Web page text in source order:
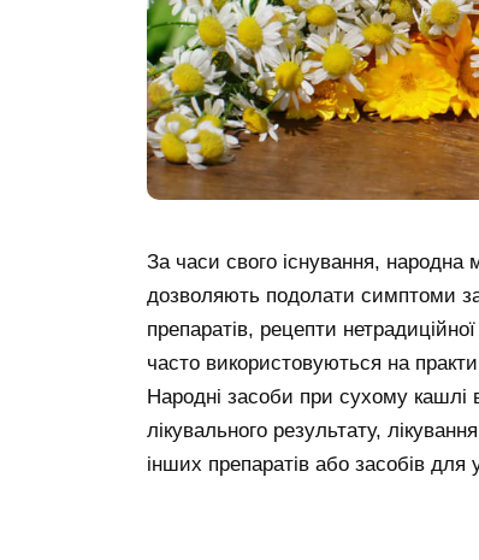
За часи свого існування, народна
дозволяють подолати симптоми
препаратів, рецепти
часто використовуються на
Народні засоби при сухому кашлі
лікувального результату,
інших препаратів або засобів